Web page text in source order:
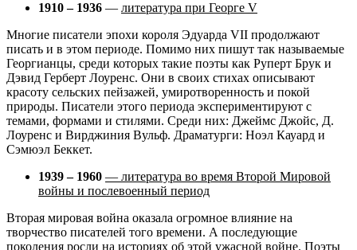
1910 – 1936 — литература при Георге V
Многие писатели эпохи короля Эдуарда VII продолжают
писать и в этом периоде. Помимо них пишут так называемые
Георгианцы, среди которых такие поэты как Руперт Брук и
Дэвид Герберт Лоуренс. Они в своих стихах описывают
красоту сельских пейзажей, умиротворенность и покой
природы. Писатели этого периода экспериментируют с
темами, формами и стилями. Среди них: Джеймс Джойс, Д.
Лоуренс и Вирджиния Вульф. Драматурги: Ноэл Кауард и
Сэмюэл Беккет.
1939 – 1960 — литература во время Второй Мировой
войны и послевоенный период
Вторая мировая война оказала огромное влияние на
творчество писателей того времени. А последующие
поколения росли на историях об этой ужасной войне. Поэты